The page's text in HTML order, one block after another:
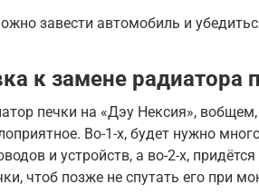
завести автомобиль и
к замене радиатора
печки на «Дэу Нексия»,
Во-1-х, будет нужно
и устройств, а во-2-х,
чтоб позже не спутать его при